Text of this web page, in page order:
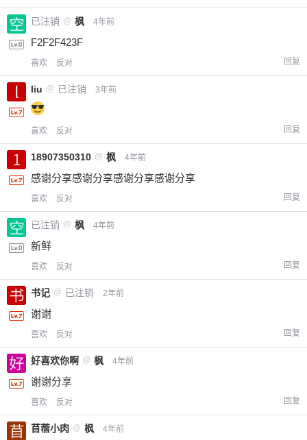
已注销 @ 枫 4年前
F2F2F423F
喜欢 反对 回复
liu @ 已注销 3年前
喜欢 反对 回复
18907350310 @ 枫 4年前
感谢分享感谢分享感谢分享感谢分享
喜欢 反对 回复
已注销 @ 枫 4年前
新鲜
喜欢 反对 回复
书记 @ 已注销 2年前
谢谢
喜欢 反对 回复
好喜欢你啊 @ 枫 4年前
谢谢分享
喜欢 反对 回复
苜蓿小肉 @ 枫 4年前